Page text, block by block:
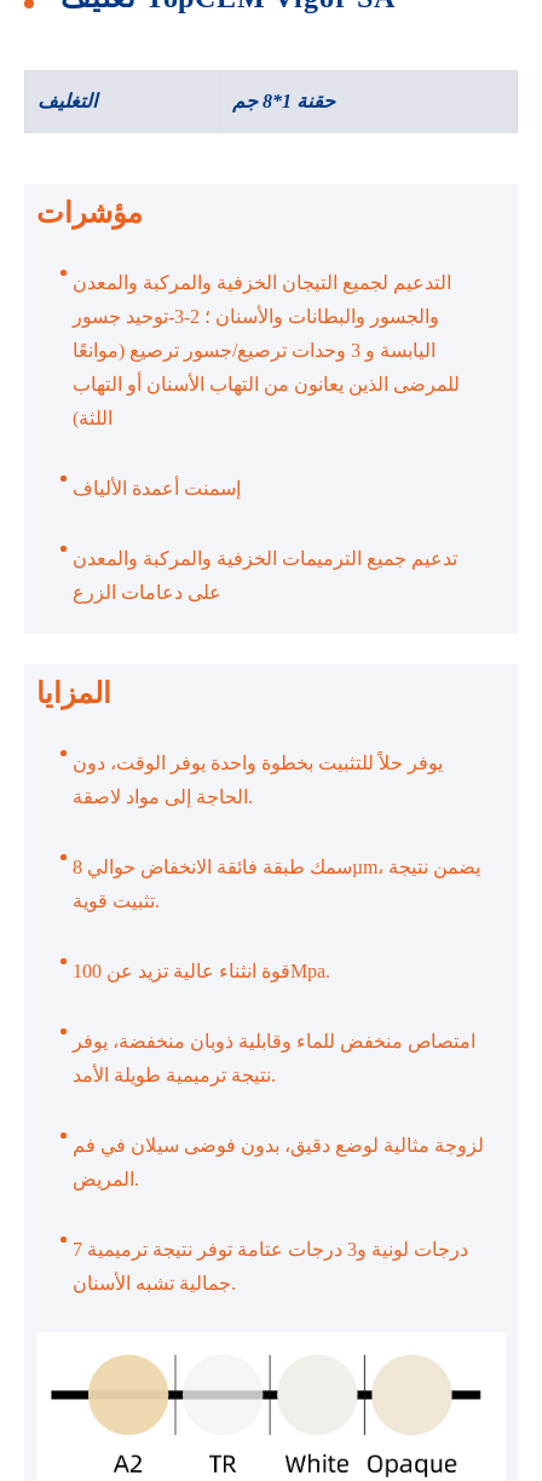
التغليف حقنة 1*8 جم
مؤشرات
التدعيم لجميع التيجان الخزفية والمركبة والمعدن
والجسور والبطانات والأسنان ؛ 2-3-توحيد جسور
اليابسة و 3 وحدات ترصيع/جسور ترصيع (موانعًا
للمرضى الذين يعانون من التهاب الأسنان أو التهاب
اللثة)
إسمنت أعمدة الألياف
تدعيم جميع الترميمات الخزفية والمركبة والمعدن
على دعامات الزرع
المزايا
يوفر حلاً للتثبيت بخطوة واحدة يوفر الوقت، دون
الحاجة إلى مواد لاصقة.
سمك طبقة فائقة الانخفاض حوالي 8µm، يضمن نتيجة
تثبيت قوية.
قوة انثناء عالية تزيد عن 100Mpa.
امتصاص منخفض للماء وقابلية ذوبان منخفضة، يوفر
نتيجة ترميمية طويلة الأمد.
لزوجة مثالية لوضع دقيق، بدون فوضى سيلان في فم
المريض.
7 درجات لونية و3 درجات عتامة توفر نتيجة ترميمية
جمالية تشبه الأسنان.